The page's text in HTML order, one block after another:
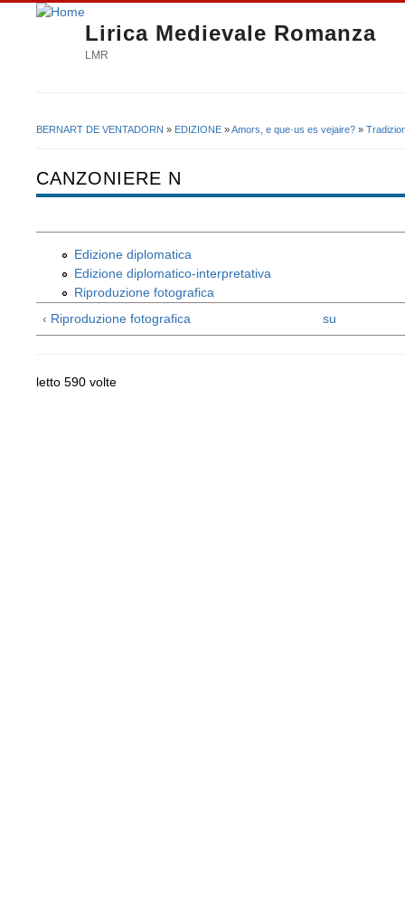
Lirica Medievale Romanza
LMR
BERNART DE VENTADORN » EDIZIONE »Amors, e que·us es vejaire? »
CANZONIERE N
Edizione diplomatica
Edizione diplomatico-interpretativa
Riproduzione fotografica
‹ Riproduzione fotografica
su
letto 590 volte